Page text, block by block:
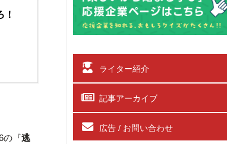
の『逃
ライター紹介
記事アーカイブ
広告 / お問い合わせ